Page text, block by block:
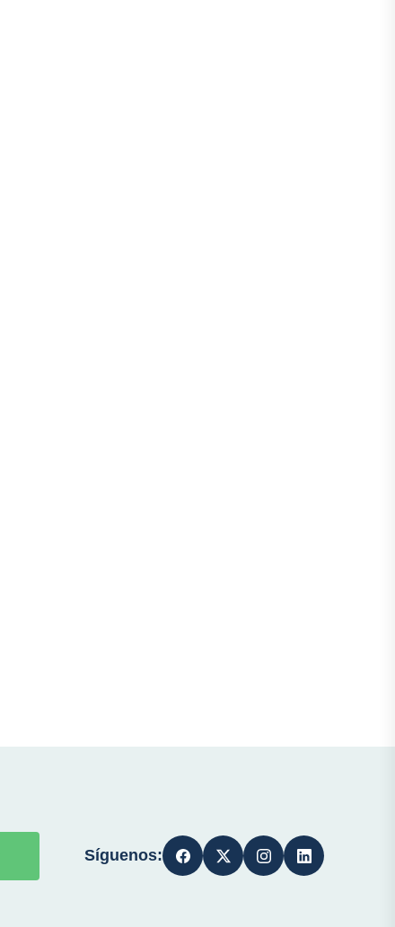
Síguenos: